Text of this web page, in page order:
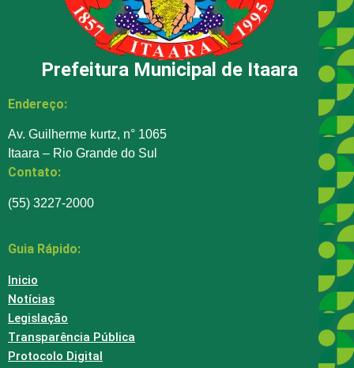
Prefeitura Municipal de Itaara
Endereço:
Av. Guilherme kurtz, n° 1065
Itaara – Rio Grande do Sul
Contato:
(55) 3227-2000
Guia Rápido:
Inicio
Notícias
Legislação
Transparência Pública
Protocolo Digital